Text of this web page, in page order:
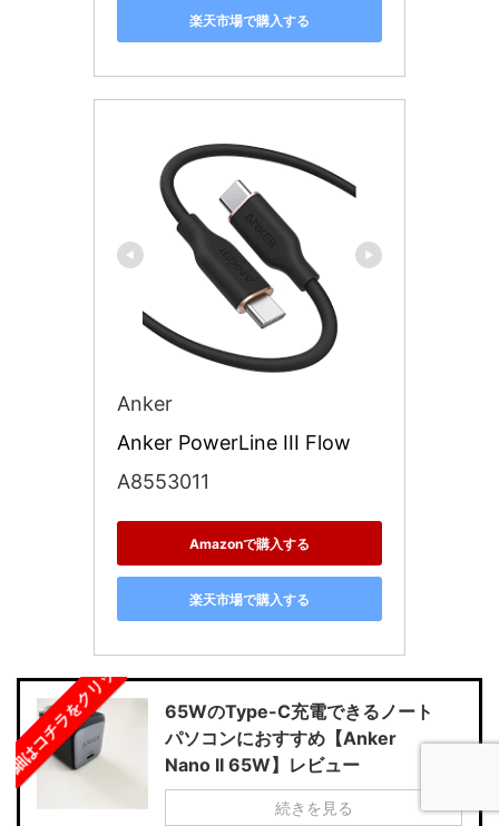
楽天市場で購入する
Anker
Anker PowerLine III Flow
A8553011
Amazonで購入する
楽天市場で購入する
コチラをクリック！
65WのType-C充電できるノート
パソコンにおすすめ【Anker
Nano II 65W】レビュー
続きを見る